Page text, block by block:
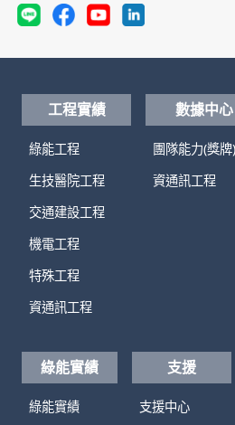
工程實績
綠能工程
生技醫院工程
交通建設工程
機電工程
特殊工程
資通訊工程
數據中心
團隊能力(獎牌)
資通訊工程
綠能實績
綠能實績
支援
支援中心